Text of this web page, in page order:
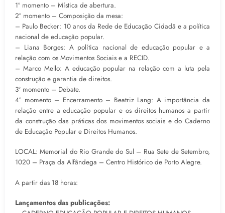
1º momento – Mística de abertura.
2º momento – Composição da mesa:
– Paulo Becker: 10 anos da Rede de Educação Cidadã e a política
nacional de educação popular.
– Liana Borges: A política nacional de educação popular e a
relação com os Movimentos Sociais e a RECID.
– Marco Mello: A educação popular na relação com a luta pela
construção e garantia de direitos.
3º momento – Debate.
4º momento – Encerramento – Beatriz Lang: A importância da
relação entre a educação popular e os direitos humanos a partir
da construção das práticas dos movimentos sociais e do Caderno
de Educação Popular e Direitos Humanos.
LOCAL: Memorial do Rio Grande do Sul – Rua Sete de Setembro,
1020 – Praça da Alfândega – Centro Histórico de Porto Alegre.
A partir das 18 horas:
Lançamentos das publicações: